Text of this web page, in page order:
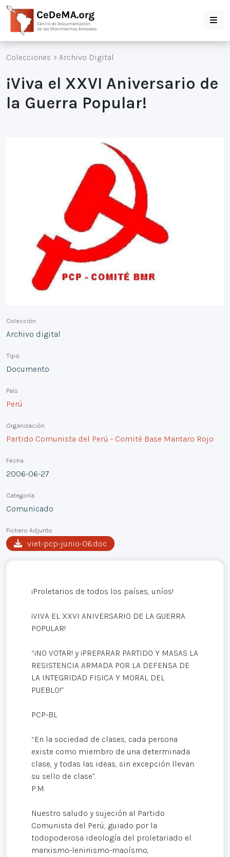
Colecciones > Archivo Digital
¡Viva el XXVI Aniversario de
la Guerra Popular!
Colección
Archivo digital
Tipo
Documento
País
Perú
Organización
Partido Comunista del Perú - Comité Base Mantaro Rojo
Fecha
2006-06-27
Categoría
Comunicado
Fichero Adjunto
viet-pcp-junio-06.doc
¡Proletarios de todos los países, uníos!
¡VIVA EL XXVI ANIVERSARIO DE LA GUERRA
POPULAR!
“¡NO VOTAR! y ¡PREPARAR PARTIDO Y MASAS LA
RESISTENCIA ARMADA POR LA DEFENSA DE
LA INTEGRIDAD FISICA Y MORAL DEL
PUEBLO!”
PCP-BL
“En la sociedad de clases, cada persona
existe como miembro de una determinada
clase, y todas las ideas, sin excepción llevan
su sello de clase”.
P.M.
Nuestro saludo y sujeción al Partido
Comunista del Perú, guiado por la
todopoderosa ideología del proletariado el
marxismo-leninismo-maoísmo,